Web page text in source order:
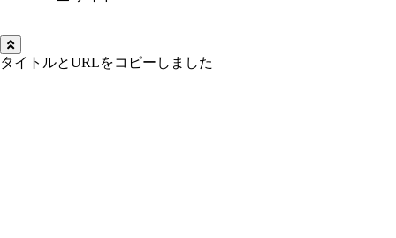
タイトルとURLをコピーしました